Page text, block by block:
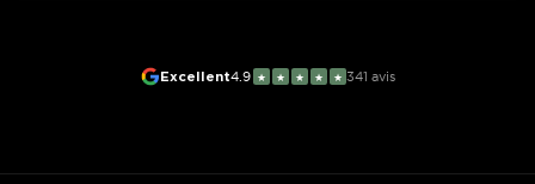
Excellent4.9 ★ ★ ★ ★ ★ 341 avis